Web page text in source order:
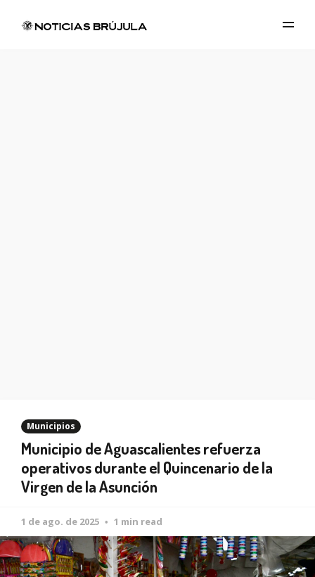
Municipios
Municipio de Aguascalientes refuerza
operativos durante el Quincenario de la
Virgen de la Asunción
1 de ago. de 2025 1 min read